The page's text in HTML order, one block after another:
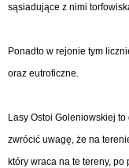
sąsiadujące z nimi
Ponadto w rejonie tym
oraz eutroficzne.
Lasy Ostoi Goleniowskiej to
zwrócić uwagę, że na
który wraca na te tereny, po